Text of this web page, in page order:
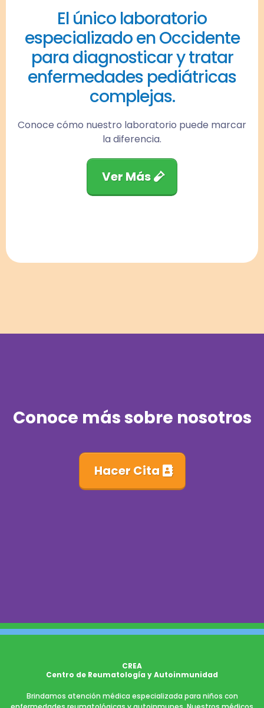
El único laboratorio
especializado en Occidente
para diagnosticar y tratar
enfermedades pediátricas
complejas.
Conoce cómo nuestro laboratorio puede marcar
la diferencia.
Ver Más
Conoce más sobre nosotros
Hacer Cita
CREA
Centro de Reumatología y Autoinmunidad
Brindamos atención médica especializada para niños con